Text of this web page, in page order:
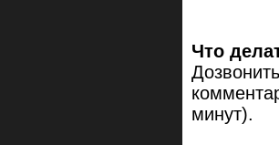
Что
минут).